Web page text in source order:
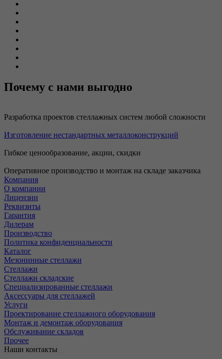
Почему с нами выгодно
Разработка проектов стеллажных систем любой сложности
Изготовление нестандартных металлоконструкций
Гибкое ценообразование, акции, скидки
Оперативное производство и монтаж на складе заказчика
Компания
О компании
Лицензии
Реквизиты
Гарантия
Дилерам
Производство
Политика конфиденциальности
Каталог
Мезонинные стеллажи
Стеллажи
Стеллажи складские
Специализированные стеллажи
Аксессуары для стеллажей
Услуги
Проектирование стеллажного оборудования
Монтаж и демонтаж оборудования
Обслуживание складов
Прочее
Наши контакты